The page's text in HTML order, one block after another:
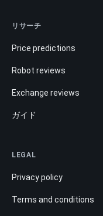
リサーチ
Price predictions
Robot reviews
Exchange reviews
ガイド
LEGAL
Privacy policy
Terms and conditions